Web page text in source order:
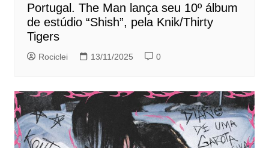
Portugal. The Man lança seu 10º álbum
de estúdio “Shish”, pela Knik/Thirty
Tigers
Rociclei 13/11/2025 0